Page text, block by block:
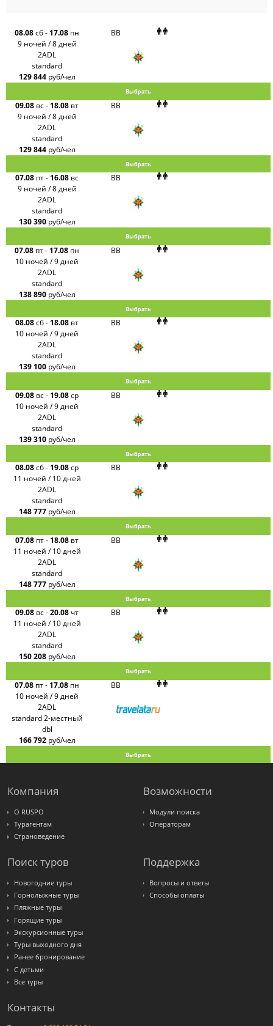
Alean
Sunmar
PlanTravel
FUN&SUN
ex TUI
Крымская
Волна
Russian
Интурист
Travelata
08.08сб- 17.08 пн
9 ночей / 8 дней
BB
2ADL
standard
129 844 руб/чел
Выбрать
09.08 вс- 18.08 вт
9 ночей / 8 дней
BB
2ADL
standard
129 844 руб/чел
Выбрать
07.08 пт- 16.08 вс
9 ночей / 8 дней
BB
2ADL
standard
130 390 руб/чел
Выбрать
07.08 пт- 17.08 пн
10 ночей / 9 дней
BB
2ADL
standard
138 890 руб/чел
Выбрать
08.08сб- 18.08 вт
10 ночей / 9 дней
BB
2ADL
standard
139 100 руб/чел
Выбрать
09.08 вс- 19.08ср
10 ночей / 9 дней
BB
2ADL
standard
139 310 руб/чел
Выбрать
08.08сб- 19.08ср
11 ночей / 10 дней
BB
2ADL
standard
148 777 руб/чел
Выбрать
07.08 пт- 18.08 вт
11 ночей / 10 дней
BB
2ADL
standard
148 777 руб/чел
Выбрать
09.08 вс-20.08 чт
11 ночей / 10 дней
BB
2ADL
standard
150 208 руб/чел
Выбрать
07.08 пт- 17.08 пн
10 ночей / 9 дней
BB
2ADL
standard 2-местный
dbl
166 792 руб/чел
Выбрать
Компания
О RUSPO
Турагентам
Страноведение
Возможности
Модули поиска
Операторам
Поиск туров
Новогодние туры
Горнолыжные туры
Пляжные туры
Горящие туры
Экскурсионные туры
Туры выходного дня
Ранее бронирование
С детьми
Все туры
Поддержка
Вопросы и ответы
Способы оплаты
Контакты